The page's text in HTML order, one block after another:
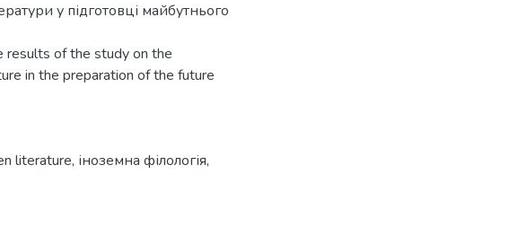
у підготовці майбутнього
results of the study on the
in the preparation of the future
literature, іноземна філологія,